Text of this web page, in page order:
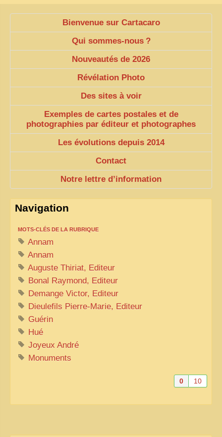
Bienvenue sur Cartacaro
Qui sommes-nous ?
Nouveautés de 2026
Révélation Photo
Des sites à voir
Exemples de cartes postales et de
photographies par éditeur et photographes
Les évolutions depuis 2014
Contact
Notre lettre d’information
Navigation
MOTS-CLÉS DE LA RUBRIQUE
Annam
Annam
Auguste Thiriat, Editeur
Bonal Raymond, Editeur
Demange Victor, Editeur
Dieulefils Pierre-Marie, Editeur
Guérin
Hué
Joyeux André
Monuments
0 10